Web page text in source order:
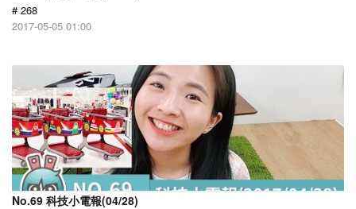
# 268
2017-05-05 01:00
No.69 科技小電報(04/28)